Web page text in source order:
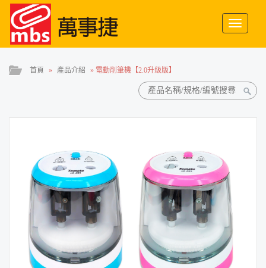
Toggle
首頁 » 產品介紹 » 電動削筆機【2.0升級版】